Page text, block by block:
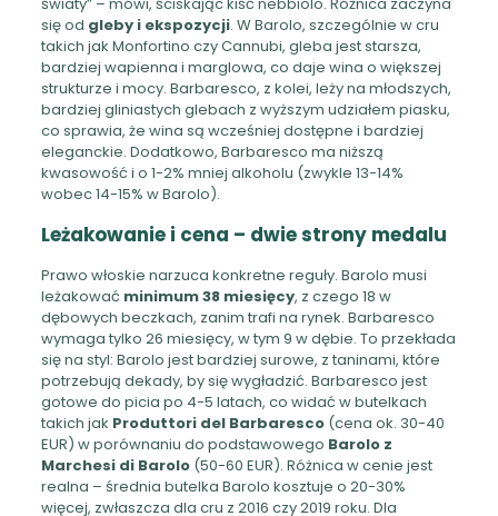
się od gleby i ekspozycji. W Barolo, szczególnie w cru
takich jak Monfortino czy Cannubi, gleba jest starsza,
bardziej wapienna i marglowa, co daje wina o większej
strukturze i mocy. Barbaresco, z kolei, leży na młodszych,
bardziej gliniastych glebach z wyższym udziałem piasku,
co sprawia, że wina są wcześniej dostępne i bardziej
eleganckie. Dodatkowo, Barbaresco ma niższą
kwasowość i o 1-2% mniej alkoholu (zwykle 13-14%
wobec 14-15% w Barolo).
Leżakowanie i cena – dwie strony medalu
Prawo włoskie narzuca konkretne reguły. Barolo musi
leżakować minimum 38 miesięcy, z czego 18 w
dębowych beczkach, zanim trafi na rynek. Barbaresco
wymaga tylko 26 miesięcy, w tym 9 w dębie. To przekłada
się na styl: Barolo jest bardziej surowe, z taninami, które
potrzebują dekady, by się wygładzić. Barbaresco jest
gotowe do picia po 4-5 latach, co widać w butelkach
takich jak Produttori del Barbaresco(cena ok. 30-40
EUR) w porównaniu do podstawowego Barolo z
Marchesi di Barolo(50-60 EUR). Różnica w cenie jest
realna – średnia butelka Barolo kosztuje o 20-30%
więcej, zwłaszcza dla cru z 2016 czy 2019 roku. Dla